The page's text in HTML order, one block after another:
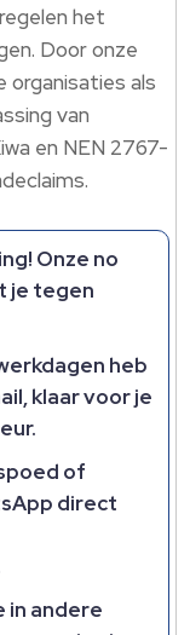
het
Door onze
organisaties als
van
en NEN 2767-
Onze no
je tegen
heb
klaar voor je
of
direct
in andere